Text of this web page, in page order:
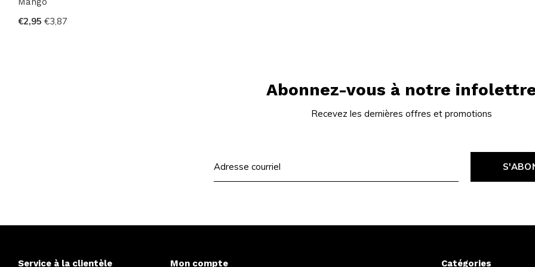
€2,95 €3,87
Abonnez-vous à notre
Recevez les dernières offres et promotions
Service à la clientèle Mon compte Catégories